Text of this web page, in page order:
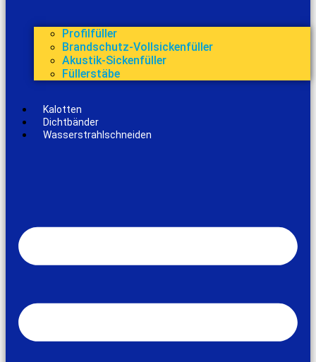
Profilfüller
Brandschutz-Vollsickenfüller
Akustik-Sickenfüller
Füllerstäbe
Kalotten
Dichtbänder
Wasserstrahlschneiden